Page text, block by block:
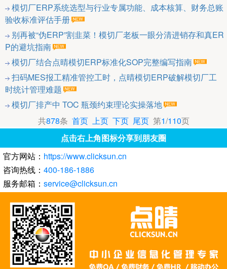
模切厂ERP系统选型与行业专属功能、成本核算、财务总账
验收标准评估手册
别再被“伪ERP”割韭菜！模切厂老板一眼分清进销存和真ER
P的避坑指南
模切厂结合点晴模切ERP标准化SOP完整编写指南
扫码MES报工精准管控工时，点晴模切ERP破解模切厂工
时统计管理难题
模切厂排产中 TOC 瓶颈约束理论实操落地
共878条 首页 上页 下页 尾页第1/110页
点击右上角图标分享到朋友圈
官方网站： https://www.clicksun.cn
咨询热线： 400-186-1886
服务邮箱： service@clicksun.cn